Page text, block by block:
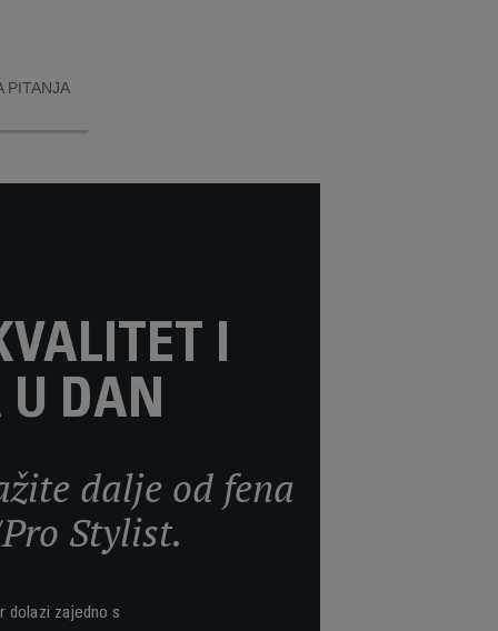
PITANJA
I
U DAN
dalje od fena
Stylist.
dolazi zajedno s